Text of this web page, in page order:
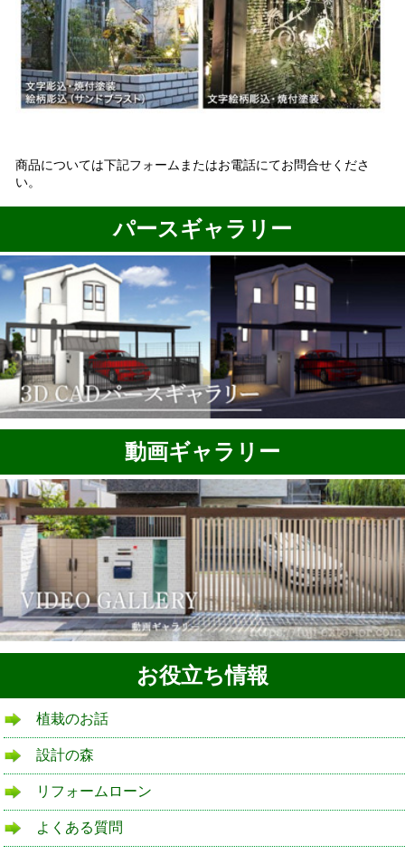
商品については下記フォームまたはお電話にてお問合せくださ
い。
パースギャラリー
動画ギャラリー
お役立ち情報
植栽のお話
設計の森
リフォームローン
よくある質問